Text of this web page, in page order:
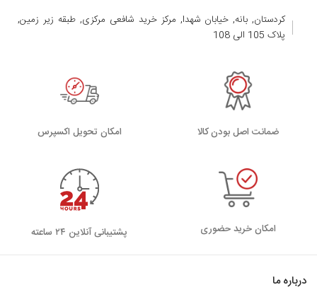
کردستان, بانه, خیابان شهدا, مرکز خرید شافعی مرکزی, طبقه زیر زمین,
پلاک 105 الی 108
ضمانت اصل بودن کالا اﻣﮑﺎن ﺗﺤﻮﯾﻞ اﮐﺴﭙﺮس
امکان خرید حضوری پشتیبانی آنلاین ۲۴ ساعته
درباره ما